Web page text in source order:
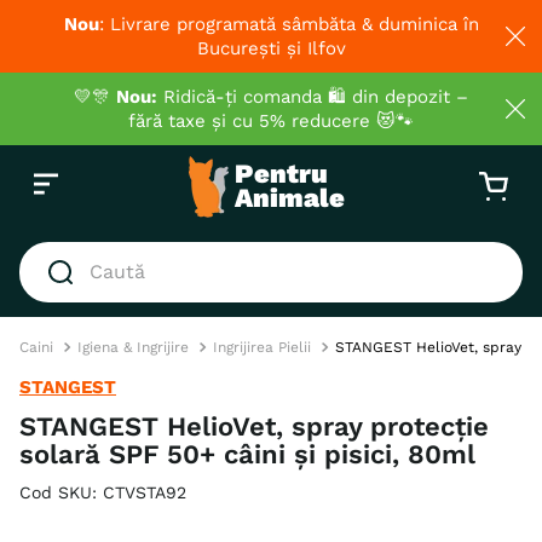
Nou: Livrare programată sâmbăta & duminica în
București și Ilfov
💛🎊 Nou: Ridică-ți comanda 🛍️ din depozit –
fără taxe și cu 5% reducere 😻🐾
Caută
3. hrana uscata pisici
4
recompense
Caini Igiena & Ingrijire Ingrijirea Pielii STANGEST HelioVet, spray
STANGEST
STANGEST HelioVet, spray protecție
solară SPF 50+ câini și pisici, 80ml
Cod SKU: CTVSTA92